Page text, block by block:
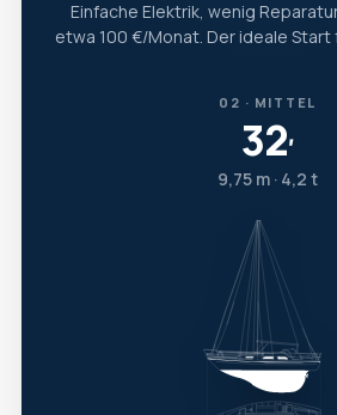
Einfache Elektrik, wenig
etwa 100 €/Monat. Der ideale Start
02 · MITTEL
32′
9,75 m · 4,2 t